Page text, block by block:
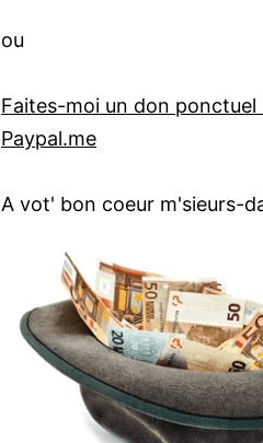
ou
Faites-moi un don ponctuel
Paypal.me
A vot' bon coeur m'sieurs-